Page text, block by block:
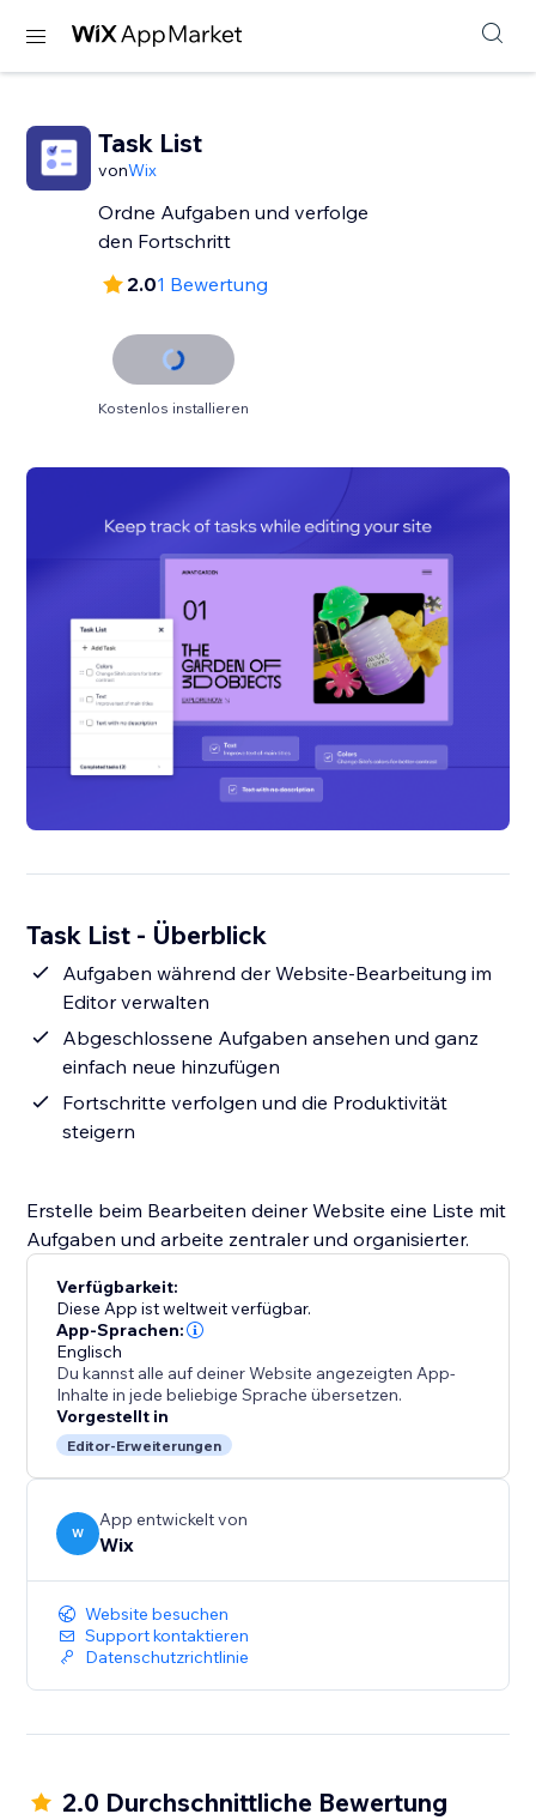
Task List
vonWix
Ordne Aufgaben und verfolge
den Fortschritt
2.01 Bewertung
Kostenlos installieren
Task List - Überblick
Aufgaben während der Website-Bearbeitung im
Editor verwalten
Abgeschlossene Aufgaben ansehen und ganz
einfach neue hinzufügen
Fortschritte verfolgen und die Produktivität
steigern
Erstelle beim Bearbeiten deiner Website eine Liste mit
Aufgaben und arbeite zentraler und organisierter.
Verfügbarkeit:
Diese App ist weltweit verfügbar.
App-Sprachen:
Englisch
Du kannst alle auf deiner Website angezeigten App-
Inhalte in jede beliebige Sprache übersetzen.
Vorgestellt in
Editor-Erweiterungen
W
App entwickelt von
Wix
Website besuchen
Support kontaktieren
Datenschutzrichtlinie
2.0 Durchschnittliche Bewertung